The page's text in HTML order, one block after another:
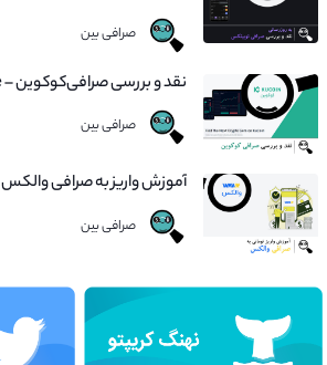
صرافی بین
نقد و بررسی صرافی‌کوکوین – Kucoin Exchange
صرافی بین
آموزش واریز به صرافی والکس
صرافی بین